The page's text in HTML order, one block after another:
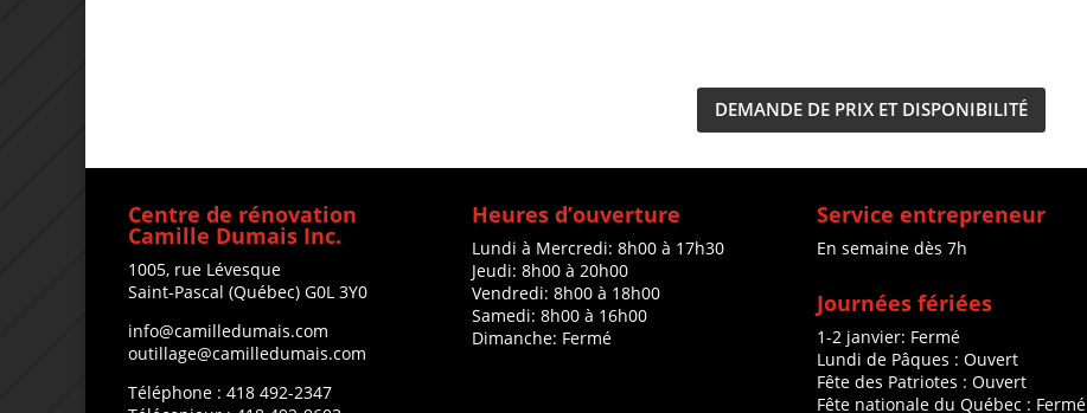
DEMANDE DE PRIX ET DISPONIBILITÉ
Centre de rénovation
Camille Dumais Inc.
1005, rue Lévesque
Saint-Pascal (Québec) G0L 3Y0
info@camilledumais.com
outillage@camilledumais.com
Téléphone : 418 492-2347
Heures d’ouverture
Lundi à Mercredi: 8h00 à 17h30
Jeudi: 8h00 à 20h00
Vendredi: 8h00 à 18h00
Samedi: 8h00 à 16h00
Dimanche: Fermé
Service entrepreneur
En semaine dès 7h
Journées fériées
1-2 janvier: Fermé
Lundi de Pâques : Ouvert
Fête des Patriotes : Ouvert
Fête nationale du Québec : Fermé